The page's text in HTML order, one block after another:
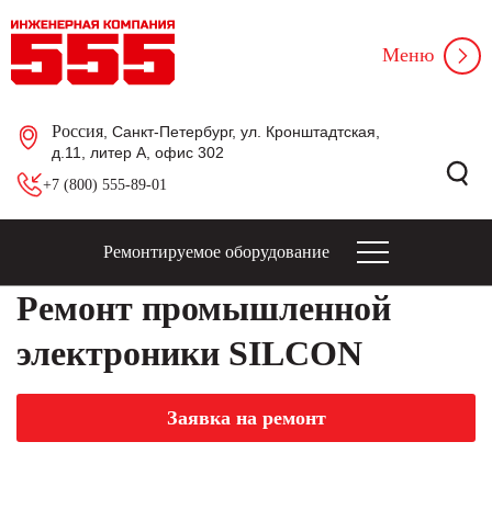
Россия , Санкт-Петербург, ул. Кронштадтская,
д.11, литер А, офис 302
+7 (800) 555-89-01
Меню
Ремонтируемое оборудование
Ремонт промышленной
электроники SILCON
Заявка на ремонт